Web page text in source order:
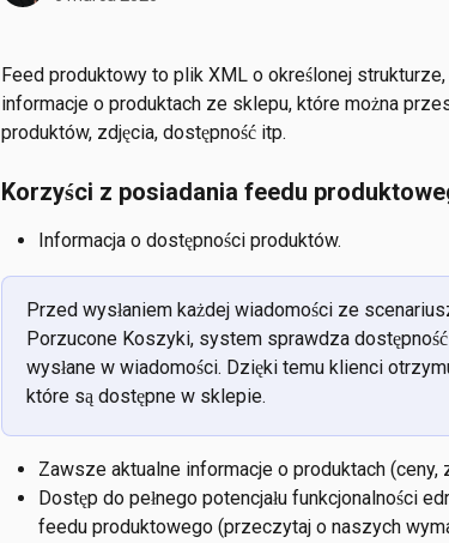
Feed produktowy to plik XML o określonej
informacje o produktach ze sklepu, które można
produktów, zdjęcia, dostępność itp.
Korzyści z posiadania feedu
Informacja o dostępności produktów.
Przed wysłaniem każdej wiadomości ze
Porzucone Koszyki, system sprawdza
wysłane w wiadomości. Dzięki temu klienci
które są dostępne w sklepie.
Zawsze aktualne informacje o produktach (ceny,
Dostęp do pełnego potencjału funkcjonalności
feedu produktowego (przeczytaj o naszych